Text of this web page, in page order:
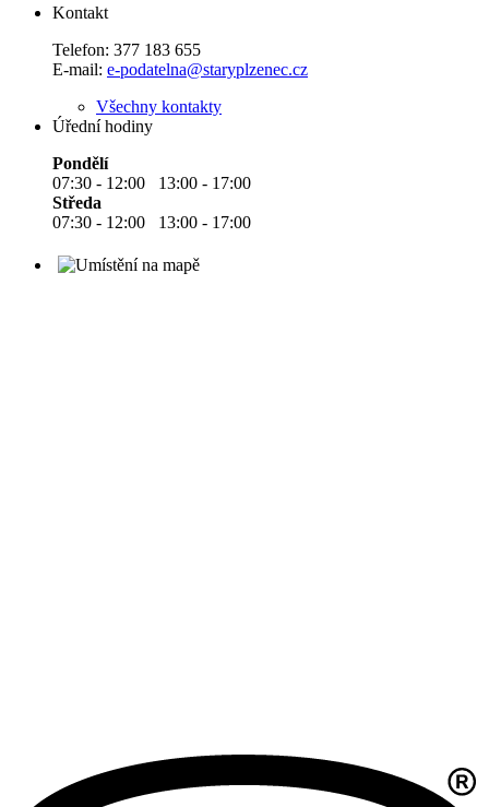
Kontakt
Telefon: 377 183 655
E-mail: e-podatelna@staryplzenec.cz
Všechny kontakty
Úřední hodiny
Pondělí
07:30 - 12:00 13:00 - 17:00
Středa
07:30 - 12:00 13:00 - 17:00